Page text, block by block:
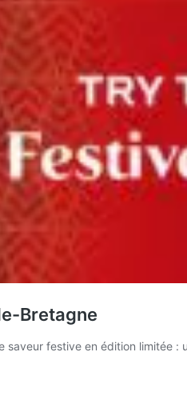
Bretagne
festive en édition limitée :